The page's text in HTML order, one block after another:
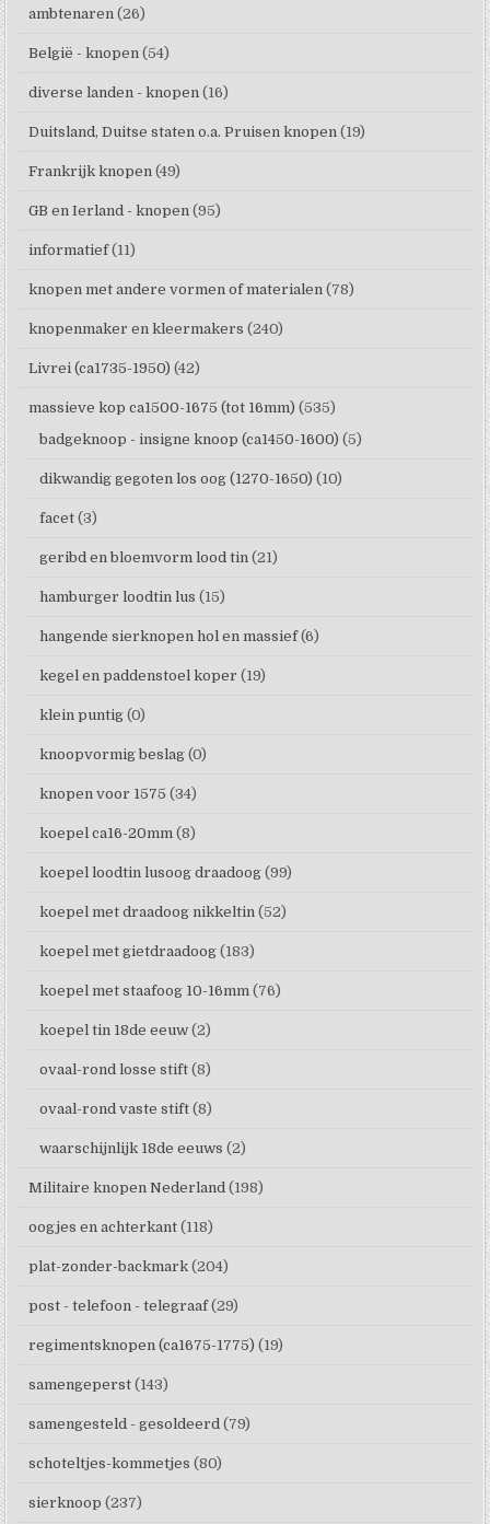
ambtenaren (26)
België - knopen (54)
diverse landen - knopen (16)
Duitsland, Duitse staten o.a. Pruisen knopen (19)
Frankrijk knopen (49)
GB en Ierland - knopen (95)
informatief (11)
knopen met andere vormen of materialen (78)
knopenmaker en kleermakers (240)
Livrei (ca1735-1950) (42)
massieve kop ca1500-1675 (tot 16mm) (535)
badgeknoop - insigne knoop (ca1450-1600) (5)
dikwandig gegoten los oog (1270-1650) (10)
facet (3)
geribd en bloemvorm lood tin (21)
hamburger loodtin lus (15)
hangende sierknopen hol en massief (6)
kegel en paddenstoel koper (19)
klein puntig (0)
knoopvormig beslag (0)
knopen voor 1575 (34)
koepel ca16-20mm (8)
koepel loodtin lusoog draadoog (99)
koepel met draadoog nikkeltin (52)
koepel met gietdraadoog (183)
koepel met staafoog 10-16mm (76)
koepel tin 18de eeuw (2)
ovaal-rond losse stift (8)
ovaal-rond vaste stift (8)
waarschijnlijk 18de eeuws (2)
Militaire knopen Nederland (198)
oogjes en achterkant (118)
plat-zonder-backmark (204)
post - telefoon - telegraaf (29)
regimentsknopen (ca1675-1775) (19)
samengeperst (143)
samengesteld - gesoldeerd (79)
schoteltjes-kommetjes (80)
sierknoop (237)